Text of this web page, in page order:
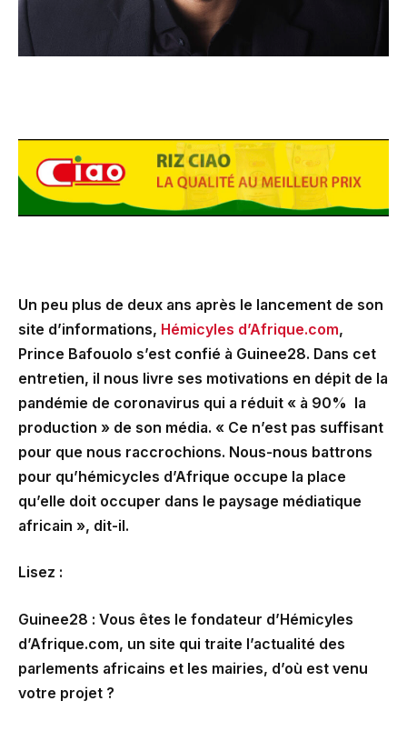
Un peu plus de deux ans après le lancement de son
site d’informations, Hémicyles d’Afrique.com,
Prince Bafouolo s’est confié à Guinee28. Dans cet
entretien, il nous livre ses motivations en dépit de la
pandémie de coronavirus qui a réduit « à 90% la
production » de son média. « Ce n’est pas suffisant
pour que nous raccrochions. Nous-nous battrons
pour qu’hémicycles d’Afrique occupe la place
qu’elle doit occuper dans le paysage médiatique
africain », dit-il.
Lisez :
Guinee28 : Vous êtes le fondateur d’Hémicyles
d’Afrique.com, un site qui traite l’actualité des
parlements africains et les mairies, d’où est venu
votre projet ?